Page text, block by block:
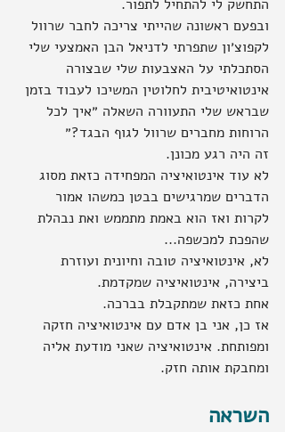
התחשק לי להתחיל לתפור.
ובפעם ראשונה שהייתי צריכה לחבר שרוול
לקפוצ׳ון שתפרתי לדניאל הבן האמצעי שלי
הסתכלתי על האצבעות שלי שבצורה
אינטואיטיבית לחלוטין המשיכו לעבוד בזמן
שבראש שלי התעוורה השאלה ״איך לכל
הרוחות מחברים שרוול לגוף הבגד?״
זה היה רגע מכונן.
לא עוד אינטואיציה המפחידה כזאת מסוג
הדברים שמרגישים בבטן כמשהו אמור
לקרות ואז הוא באמת מתממש ואת נבהלת
שהפכת למכשפה...
לא, אינטואיציה טובה וחיונית ועוזרת
ביצירה, אינטואיציה שמקדמת.
אחת כזאת שמתקבלת בברכה.
אז כן, אני בן אדם עם אינטואיציה חזקה
ומפותחת. אינטואיציה שאני מודעת אליה
ומחבקת אותה חזק.
השראה